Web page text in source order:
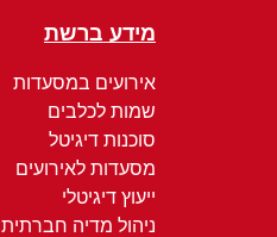
מידע ברשת
אירועים במסעדות
שמות לכלבים
סוכנות דיגיטל
מסעדות לאירועים
ייעוץ דיגיטלי
ניהול מדיה חברתית